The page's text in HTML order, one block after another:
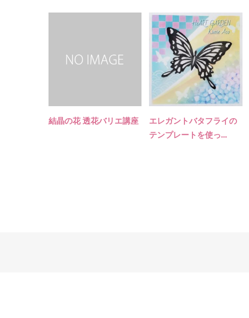
結晶の花 透花バリエ講座
エレガントバタフライの
テンプレートを使っ...